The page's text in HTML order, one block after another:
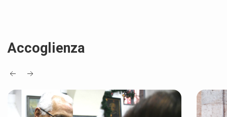
Accoglienza